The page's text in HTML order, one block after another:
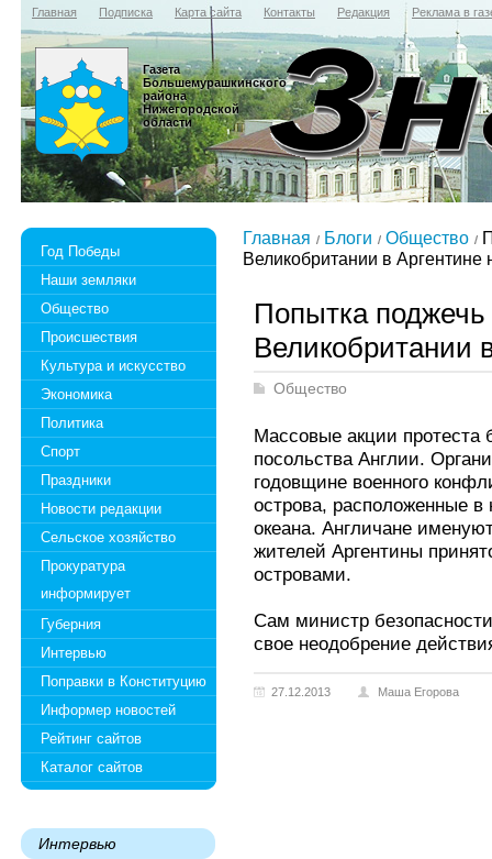
Главная Подписка Карта сайта Контакты Редакция Реклама в
Газета
Большемурашкинского
района
Нижегородской
области
Год Победы
Наши земляки
Общество
Происшествия
Культура и искусство
Экономика
Политика
Спорт
Праздники
Новости редакции
Сельское хозяйство
Прокуратура
информирует
Губерния
Интервью
Поправки в Конституцию
Информер новостей
Рейтинг сайтов
Каталог сайтов
Интервью
Главная Блоги Общество
Великобритании в Аргентине
Попытка поджечь
Великобритании
Общество
Массовые акции протеста
посольства Англии.
годовщине военного
острова, расположенные в
океана. Англичане
жителей Аргентины
островами.
Сам министр
свое неодобрение
27.12.2013 Маша Егорова